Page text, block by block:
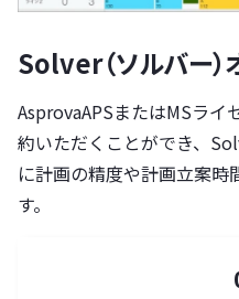
Solver（ソルバー）
AsprovaAPSまたはMSラ
約いただくことができ、
に計画の精度や計画立案時
す。